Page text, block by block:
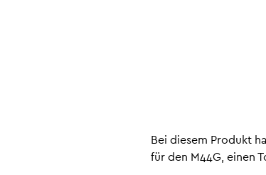
Bei diesem Produkt
für den M44G, einen